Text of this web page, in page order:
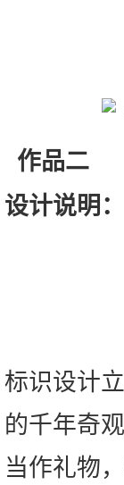
作品二
设计说明：
标识设计
的千年奇
当作礼物